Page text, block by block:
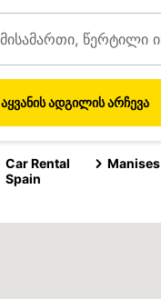
აყვანის ადგილის არჩევა
Car Rental
Spain
Manises